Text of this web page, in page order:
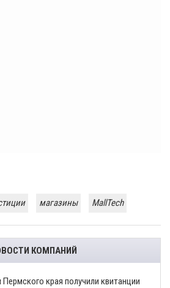
магазины MallTech
КОМПАНИЙ
края получили квитанции